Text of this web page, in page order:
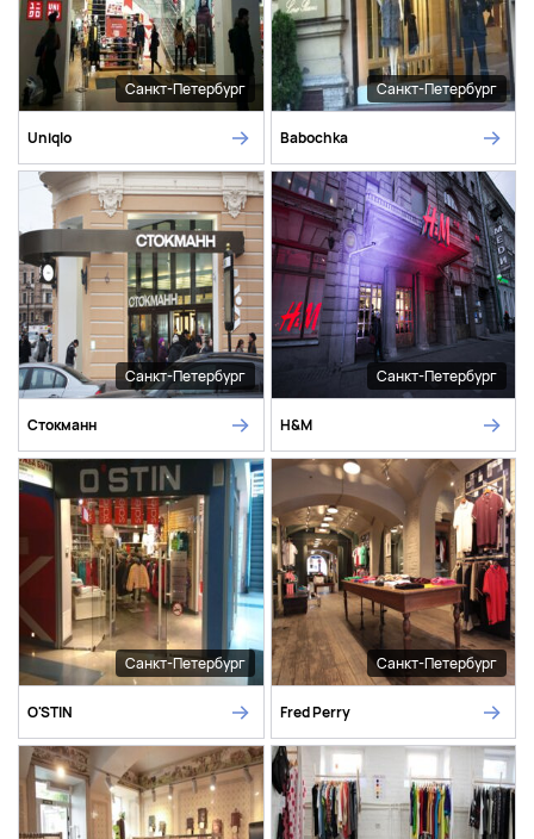
Санкт-Петербург
Uniqlo
Санкт-Петербург
Babochka
Санкт-Петербург
Стокманн
Санкт-Петербург
H&M
Санкт-Петербург
O'STIN
Санкт-Петербург
Fred Perry